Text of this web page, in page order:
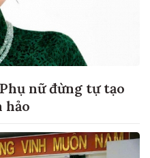
nữ đừng tự tạo
hảo